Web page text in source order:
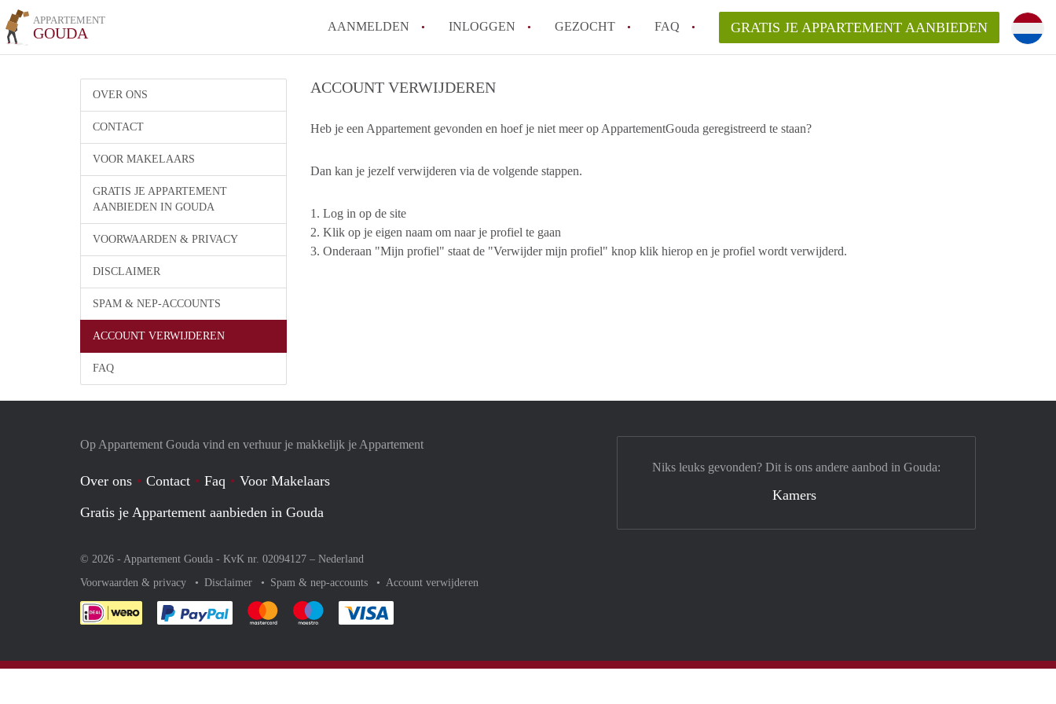
APPARTEMENT
GOUDA AANMELDEN INLOGGEN GEZOCHT FAQ
Wat is AppartementGouda?
Wat is de privacyverklaring van AppartementGouda?
GRATIS JE APPARTEMENT AANBIEDEN
OVER ONS
CONTACT
VOOR MAKELAARS
GRATIS JE APPARTEMENT
AANBIEDEN IN GOUDA
VOORWAARDEN & PRIVACY
DISCLAIMER
SPAM & NEP-ACCOUNTS
ACCOUNT VERWIJDEREN
FAQ
ACCOUNT VERWIJDEREN
Heb je een Appartement gevonden en hoef je niet meer op AppartementGouda geregistreerd te staan?
Dan kan je jezelf verwijderen via de volgende stappen.
1. Log in op de site
2. Klik op je eigen naam om naar je profiel te gaan
3. Onderaan "Mijn profiel" staat de "Verwijder mijn profiel" knop klik hierop en je profiel wordt verwijderd.
Op Appartement Gouda vind en verhuur je makkelijk je Appartement
Over ons Contact Faq
Voor Makelaars
Gratis je Appartement aanbieden in Gouda
© 2026 - Appartement Gouda - KvK nr. 02094127 – Nederland
Voorwaarden & privacy
Disclaimer Spam & nep-accounts Account verwijderen
Je rekent gemakkelijk af met Paypal
Je rekent gemakkelijk af met Mastercard
Je rekent gemakkelijk af met Meastro
Niks leuks gevonden? Dit is ons andere aanbod in Gouda:
Kamers